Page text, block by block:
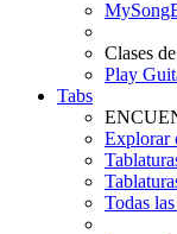
Clases
Play
Tabs
Explorar
Todas